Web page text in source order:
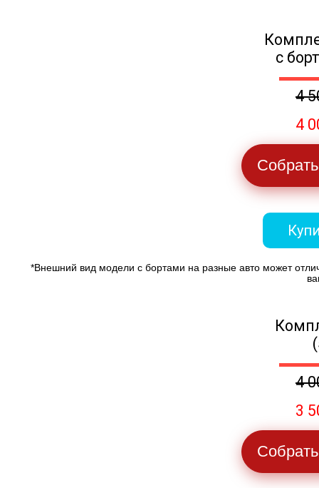
с
4
4
*Внешний вид модели с бортами на разные авто может
4
3